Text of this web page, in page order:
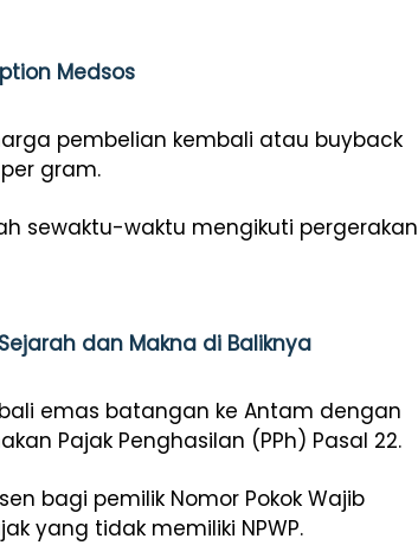
Medsos
pembelian kembali atau buyback
gram.
sewaktu-waktu mengikuti pergerakan
dan Makna di Baliknya
emas batangan ke Antam dengan
Pajak Penghasilan (PPh) Pasal 22.
bagi pemilik Nomor Pokok Wajib
yang tidak memiliki NPWP.